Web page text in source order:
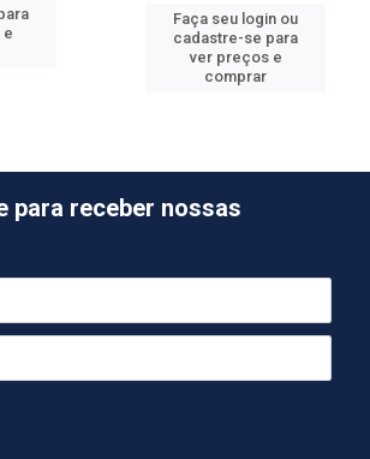
e
Faça seu login ou
cadastre-se para
ver preços e
comprar
para receber nossas